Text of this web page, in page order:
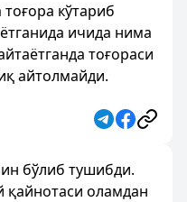
кўтариб
ичида нима
тоғораси
айтолмайди.
бўлиб тушибди.
қайнотаси оламдан